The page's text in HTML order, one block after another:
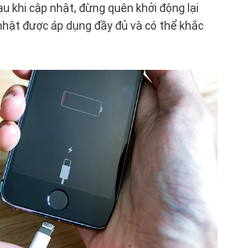
khi cập nhật, đừng quên khởi động lại
được áp dụng đầy đủ và có thể khắc